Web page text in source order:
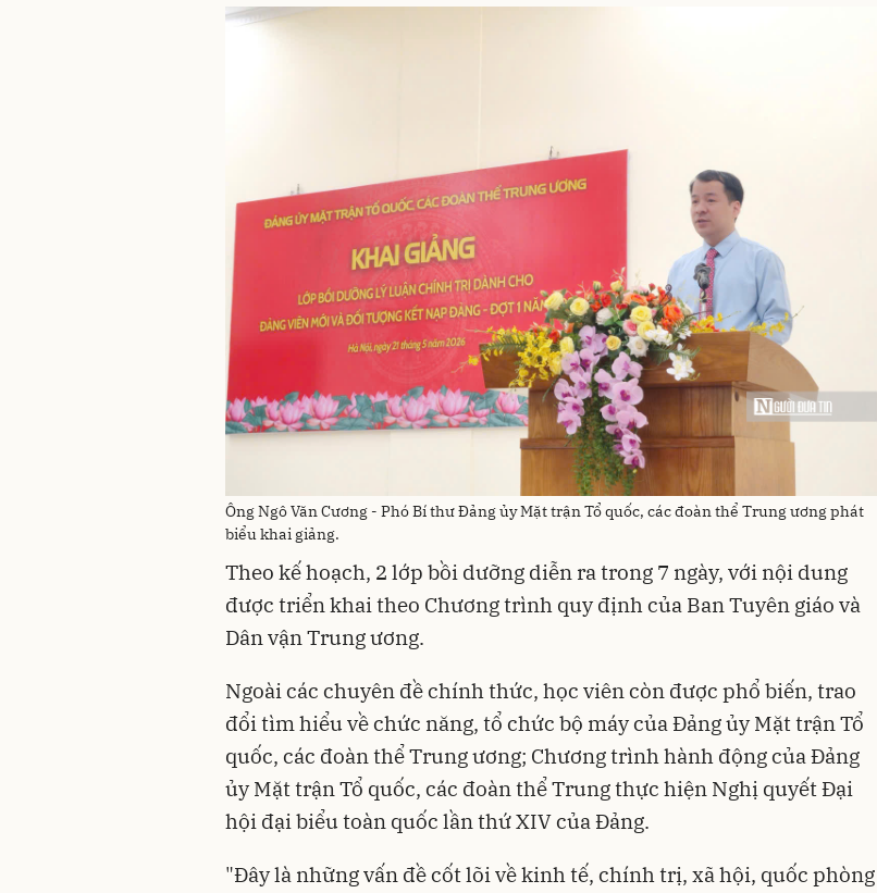
Ông Ngô Văn Cương - Phó Bí thư Đảng ủy Mặt trận Tổ quốc, các đoàn thể Trung ương phát
biểu khai giảng.
Theo kế hoạch, 2 lớp bồi dưỡng diễn ra trong 7 ngày, với nội dung
được triển khai theo Chương trình quy định của Ban Tuyên giáo và
Dân vận Trung ương.
Ngoài các chuyên đề chính thức, học viên còn được phổ biến, trao
đổi tìm hiểu về chức năng, tổ chức bộ máy của Đảng ủy Mặt trận Tổ
quốc, các đoàn thể Trung ương; Chương trình hành động của Đảng
ủy Mặt trận Tổ quốc, các đoàn thể Trung thực hiện Nghị quyết Đại
hội đại biểu toàn quốc lần thứ XIV của Đảng.
"Đây là những vấn đề cốt lõi về kinh tế, chính trị, xã hội, quốc phòng